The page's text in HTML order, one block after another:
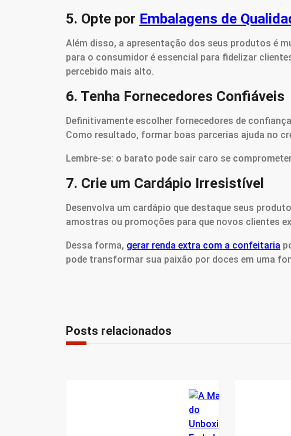
5. Opte por Embalagens de
Além disso, a apresentação dos seus produtos é
para o consumidor é essencial para fidelizar
percebido mais alto.
6. Tenha Fornecedores Confiáveis
Definitivamente escolher fornecedores de
Como resultado, formar boas parcerias ajuda no
Lembre-se: o barato pode sair caro se
7. Crie um Cardápio Irresistível
Desenvolva um cardápio que destaque seus
amostras ou promoções para que novos clientes
Dessa forma, gerar renda extra com a confeitaria
pode transformar sua paixão por doces em uma
Posts relacionados